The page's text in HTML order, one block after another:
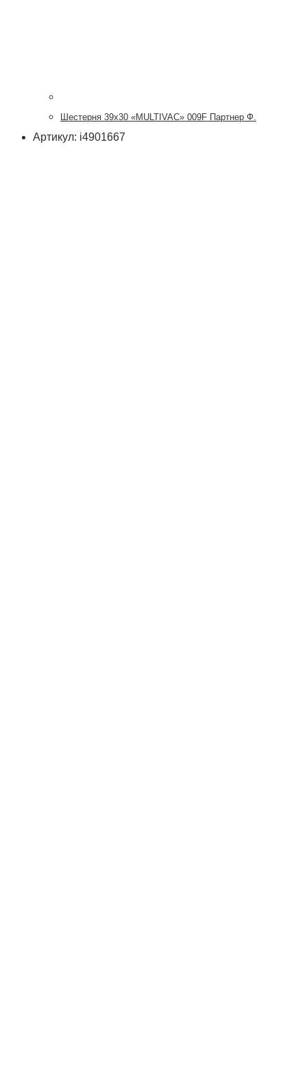
Шестерня 39х30 «MULTIVAC» 009F Партнер Ф.
Артикул: i4901667